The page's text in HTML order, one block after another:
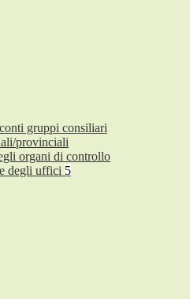
gruppi consiliari
provinciali
organi di controllo
degli uffici 5